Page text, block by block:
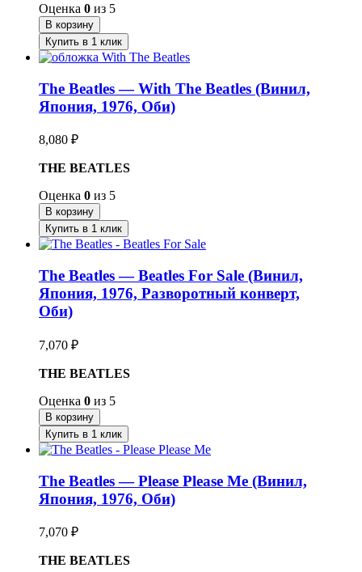
Оценка 0 из 5
В корзину
Купить в 1 клик
The Beatles — With The Beatles (Винил,
Япония, 1976, Оби)
8,080 ₽
THE BEATLES
Оценка 0 из 5
В корзину
Купить в 1 клик
The Beatles — Beatles For Sale (Винил,
Япония, 1976, Разворотный конверт,
Оби)
7,070 ₽
THE BEATLES
Оценка 0 из 5
В корзину
Купить в 1 клик
The Beatles — Please Please Me (Винил,
Япония, 1976, Оби)
7,070 ₽
THE BEATLES